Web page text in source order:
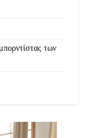
των